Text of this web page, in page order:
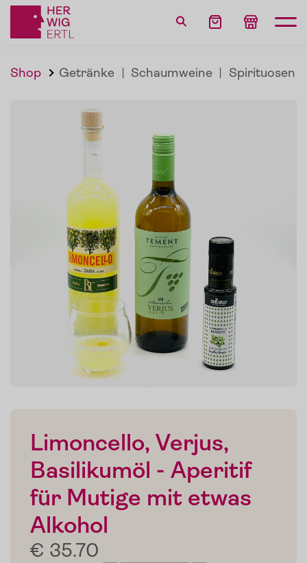
Shop Getränke | Schaumweine | Spirituosen
Limoncello, Verjus,
Basilikumöl - Aperitif
für Mutige mit etwas
Alkohol
€ 35.70